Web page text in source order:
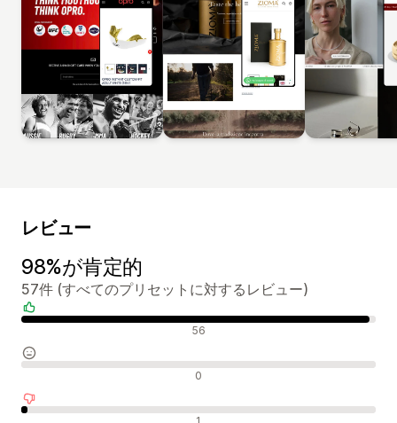
レビュー
98%が肯定的
57件 (すべてのプリセットに対するレビュー)
肯定的なレビュー 56
中間的なレビュー 0
否定的なレビュー